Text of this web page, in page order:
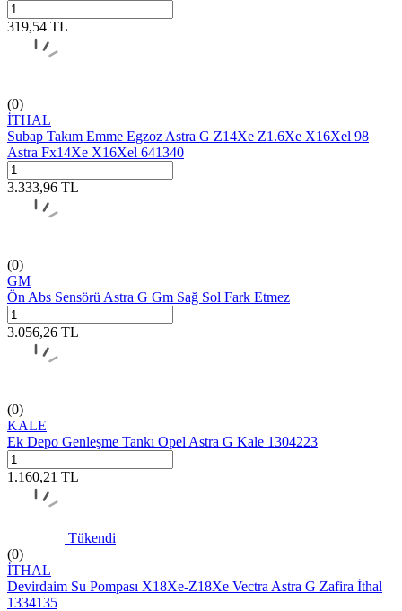
319,54 TL
(0)
İTHAL
Subap Takım Emme Egzoz Astra G Z14Xe Z1.6Xe X16Xel 98
Astra Fx14Xe X16Xel 641340
3.333,96 TL
(0)
GM
Ön Abs Sensörü Astra G Gm Sağ Sol Fark Etmez
3.056,26 TL
(0)
KALE
Ek Depo Genleşme Tankı Opel Astra G Kale 1304223
1.160,21 TL
Tükendi
(0)
İTHAL
Devirdaim Su Pompası X18Xe-Z18Xe Vectra Astra G Zafira İthal
1334135